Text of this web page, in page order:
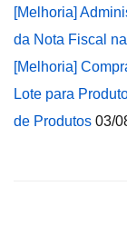
[Melhoria]
da Nota Fiscal
[Melhoria]
Lote para
de Produtos 03/